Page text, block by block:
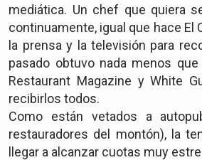
mediática. Un chef que quiera
continuamente, igual que hace El
la prensa y la televisión para
pasado obtuvo nada menos
Restaurant Magazine y White
recibirlos todos.
Como están vetados a
restauradores del montón), la
llegar a alcanzar cuotas muy